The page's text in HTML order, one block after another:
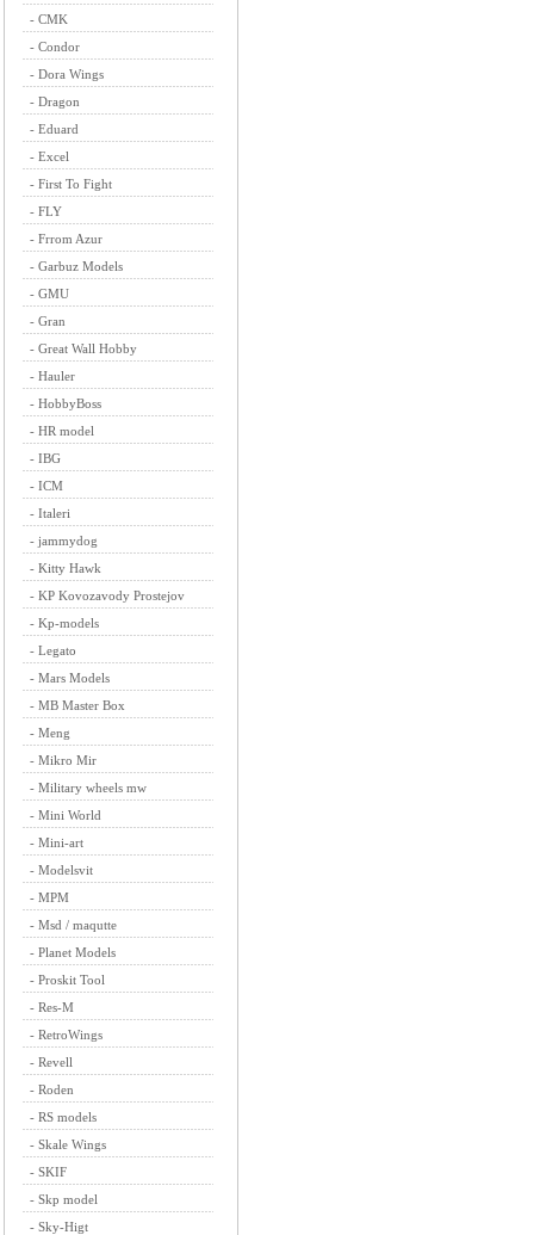
- CMK
- Condor
- Dora Wings
- Dragon
- Eduard
- Excel
- First To Fight
- FLY
- Frrom Azur
- Garbuz Models
- GMU
- Gran
- Great Wall Hobby
- Hauler
- HobbyBoss
- HR model
- IBG
- ICM
- Italeri
- jammydog
- Kitty Hawk
- KP Kovozavody Prostejov
- Kp-models
- Legato
- Mars Models
- MB Master Box
- Meng
- Mikro Mir
- Military wheels mw
- Mini World
- Mini-art
- Modelsvit
- MPM
- Msd / maqutte
- Planet Models
- Proskit Tool
- Res-M
- RetroWings
- Revell
- Roden
- RS models
- Skale Wings
- SKIF
- Skp model
- Sky-Higt